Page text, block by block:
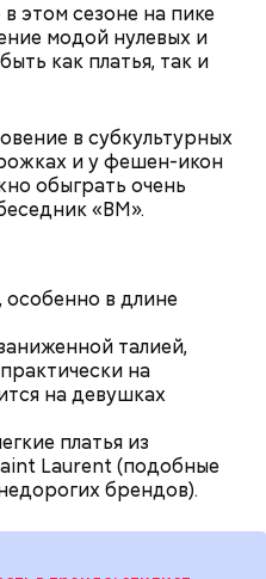
этом сезоне на пике
модой нулевых и
как платья, так и
в субкультурных
и у фешен-икон
обыграть очень
«ВМ».
в длине
талией,
на
на девушках
платья из
Laurent (подобные
брендов).
с небольшим
сковороде. Затем ее
противень. Сверху
крупным кубиком, —
«ВМ».